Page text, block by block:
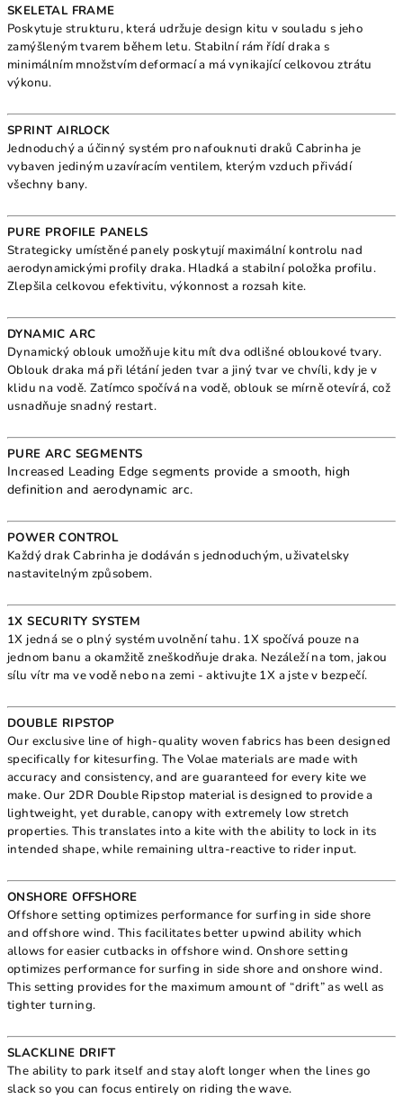
SKELETAL FRAME
Poskytuje strukturu, která udržuje design kitu v souladu s jeho
zamýšleným tvarem během letu. Stabilní rám řídí draka s
minimálním množstvím deformací a má vynikající celkovou ztrátu
výkonu.
SPRINT AIRLOCK
Jednoduchý a účinný systém pro nafouknuti draků Cabrinha je
vybaven jediným uzavíracím ventilem, kterým vzduch přivádí
všechny bany.
PURE PROFILE PANELS
Strategicky umístěné panely poskytují maximální kontrolu nad
aerodynamickými profily draka. Hladká a stabilní položka profilu.
Zlepšila celkovou efektivitu, výkonnost a rozsah kite.
DYNAMIC ARC
Dynamický oblouk umožňuje kitu mít dva odlišné obloukové tvary.
Oblouk draka má při létání jeden tvar a jiný tvar ve chvíli, kdy je v
klidu na vodě. Zatímco spočívá na vodě, oblouk se mírně otevírá, což
usnadňuje snadný restart.
PURE ARC SEGMENTS
Increased Leading Edge segments provide a smooth, high
definition and aerodynamic arc.
POWER CONTROL
Každý drak Cabrinha je dodáván s jednoduchým, uživatelsky
nastavitelným způsobem.
1X SECURITY SYSTEM
1X jedná se o plný systém uvolnění tahu. 1X spočívá pouze na
jednom banu a okamžitě zneškodňuje draka. Nezáleží na tom, jakou
sílu vítr ma ve vodě nebo na zemi - aktivujte 1X a jste v bezpečí.
DOUBLE RIPSTOP
Our exclusive line of high-quality woven fabrics has been designed
specifically for kitesurfing. The Volae materials are made with
accuracy and consistency, and are guaranteed for every kite we
make. Our 2DR Double Ripstop material is designed to provide a
lightweight, yet durable, canopy with extremely low stretch
properties. This translates into a kite with the ability to lock in its
intended shape, while remaining ultra-reactive to rider input.
ONSHORE OFFSHORE
Offshore setting optimizes performance for surfing in side shore
and offshore wind. This facilitates better upwind ability which
allows for easier cutbacks in offshore wind. Onshore setting
optimizes performance for surfing in side shore and onshore wind.
This setting provides for the maximum amount of “drift” as well as
tighter turning.
SLACKLINE DRIFT
The ability to park itself and stay aloft longer when the lines go
slack so you can focus entirely on riding the wave.